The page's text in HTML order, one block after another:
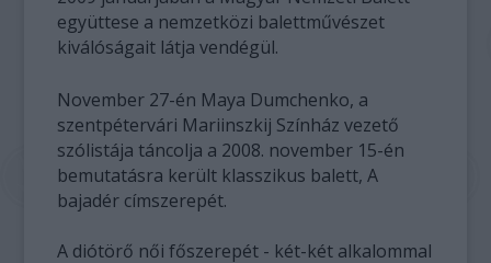
együttese a nemzetközi balettművészet
kiválóságait látja vendégül.
November 27-én Maya Dumchenko, a
szentpétervári Mariinszkij Színház vezető
szólistája táncolja a 2008. november 15-én
bemutatásra került klasszikus balett, A
bajadér címszerepét.
A diótörő női főszerepét - két-két alkalommal